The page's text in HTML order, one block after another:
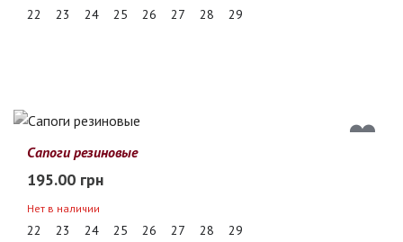
22 23 24 25 26 27 28 29
Сапоги резиновые
195.00 грн
Нет в наличии
22 23 24 25 26 27 28 29